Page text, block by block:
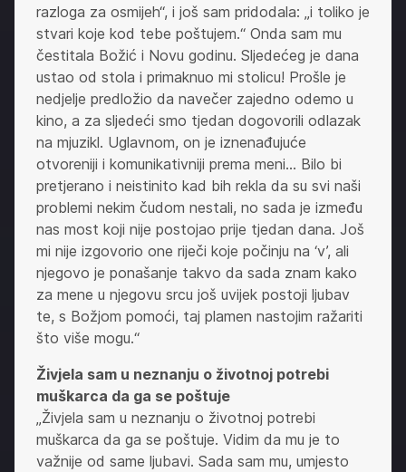
razloga za osmijeh“, i još sam pridodala: „i toliko je
stvari koje kod tebe poštujem.“ Onda sam mu
čestitala Božić i Novu godinu. Sljedećeg je dana
ustao od stola i primaknuo mi stolicu! Prošle je
nedjelje predložio da navečer zajedno odemo u
kino, a za sljedeći smo tjedan dogovorili odlazak
na mjuzikl. Uglavnom, on je iznenađujuće
otvoreniji i komunikativniji prema meni… Bilo bi
pretjerano i neistinito kad bih rekla da su svi naši
problemi nekim čudom nestali, no sada je između
nas most koji nije postojao prije tjedan dana. Još
mi nije izgovorio one riječi koje počinju na ‘v’, ali
njegovo je ponašanje takvo da sada znam kako
za mene u njegovu srcu još uvijek postoji ljubav
te, s Božjom pomoći, taj plamen nastojim ražariti
što više mogu.“
Živjela sam u neznanju o životnoj potrebi
muškarca da ga se poštuje
„Živjela sam u neznanju o životnoj potrebi
muškarca da ga se poštuje. Vidim da mu je to
važnije od same ljubavi. Sada sam mu, umjesto